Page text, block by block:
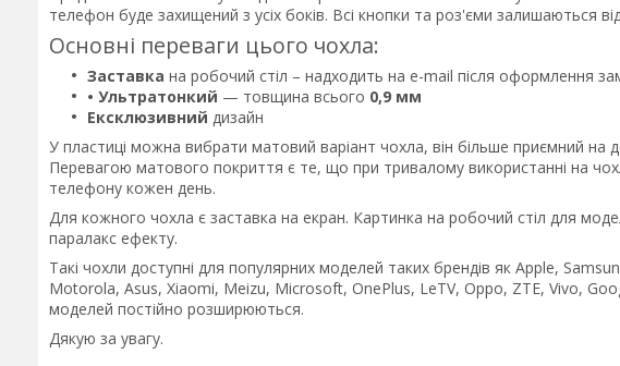
телефон буде захищений з усіх боків. Всі кнопки та роз'єми залишаються
Основні переваги цього чохла:
Заставка на робочий стіл – надходить на e-mail після оформлення
• Ультратонкий — товщина всього 0,9 мм
Ексклюзивний дизайн
У пластиці можна вибрати матовий варіант чохла, він більше приємний на
Перевагою матового покриття є те, що при тривалому використанні на
телефону кожен день.
Для кожного чохла є заставка на екран. Картинка на робочий стіл для
паралакс ефекту.
Такі чохли доступні для популярних моделей таких брендів як Apple,
Motorola, Asus, Xiaomi, Meizu, Microsoft, OnePlus, LeTV, Oppo, ZTE, Vivo,
моделей постійно розширюються.
Дякую за увагу.